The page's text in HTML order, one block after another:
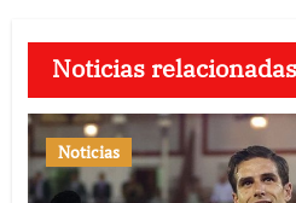
Noticias relacionadas
Noticias